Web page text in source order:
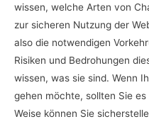
wissen, welche Arten von
zur sicheren Nutzung der
also die notwendigen
Risiken und Bedrohungen
wissen, was sie sind. Wenn
gehen möchte, sollten Sie
Weise können Sie